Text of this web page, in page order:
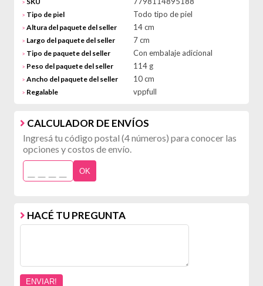
>
> Tipo de piel Todo tipo de piel
> Altura del paquete del seller 14 cm
> Largo del paquete del seller 7 cm
> Tipo de paquete del seller Con embalaje adicional
> Peso del paquete del seller 114 g
> Ancho del paquete del seller 10 cm
> Regalable vppfull
CALCULADOR DE ENVÍOS
Ingresá tu código postal (4 números) para conocer las
opciones y costos de envío.
OK
HACÉ TU PREGUNTA